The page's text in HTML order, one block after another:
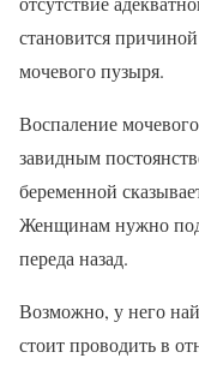
становится
мочевого пузыря.
Воспаление
завидным
беременной
Женщинам нужно
переда назад.
Возможно, у него
стоит проводить в